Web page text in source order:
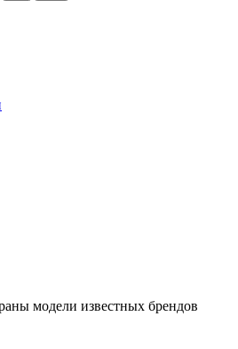
модели известных брендов